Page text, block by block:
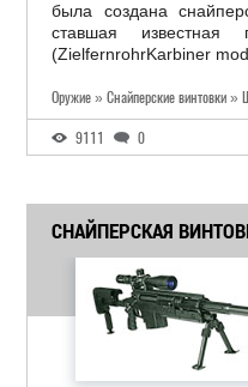
была создана
ставшая известная
(ZielfernrohrKarbiner
Оружие » Снайперские винтовки »
9111 0
СНАЙПЕРСКАЯ